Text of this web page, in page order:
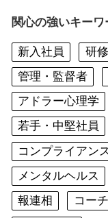
関心の強いキーワ
新入社員 研
管理・監督者
アドラー心理学
若手・中堅社員
コンプライアンス
メンタルヘルス
報連相
コー